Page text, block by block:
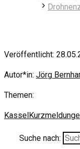
Veröffentlicht:
Autor*in: Jörg
Themen:
Kassel
Suche nach: